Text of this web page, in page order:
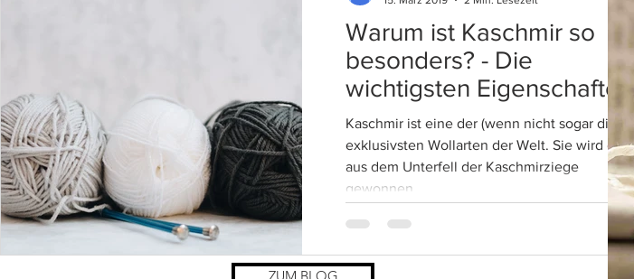
Warum ist Kaschmir so
besonders? - Die
wichtigsten Eigenschaften
im Überblick
Kaschmir ist eine der (wenn nicht sogar die)
exklusivsten Wollarten der Welt. Sie wird die
aus dem Unterfell der Kaschmirziege
gewonnen...